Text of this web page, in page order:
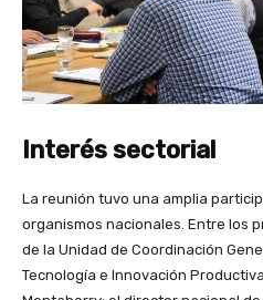
Interés sectorial
La reunión tuvo una amplia
organismos nacionales. Entre los
de la Unidad de Coordinación
Tecnología e Innovación